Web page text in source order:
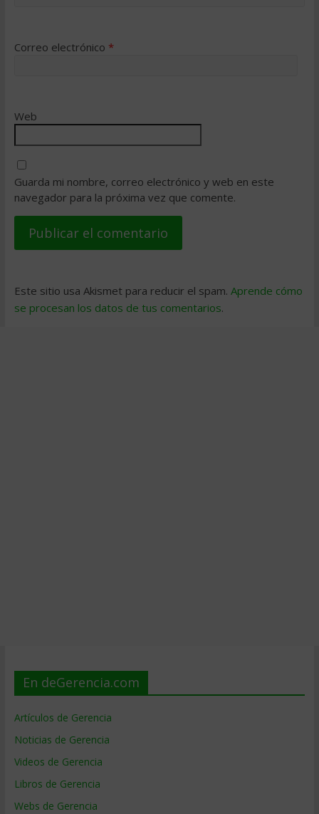
Correo electrónico *
Web
Guarda mi nombre, correo electrónico y web en este
navegador para la próxima vez que comente.
Este sitio usa Akismet para reducir el spam. Aprende cómo
se procesan los datos de tus comentarios.
En deGerencia.com
Artículos de Gerencia
Noticias de Gerencia
Videos de Gerencia
Libros de Gerencia
Webs de Gerencia